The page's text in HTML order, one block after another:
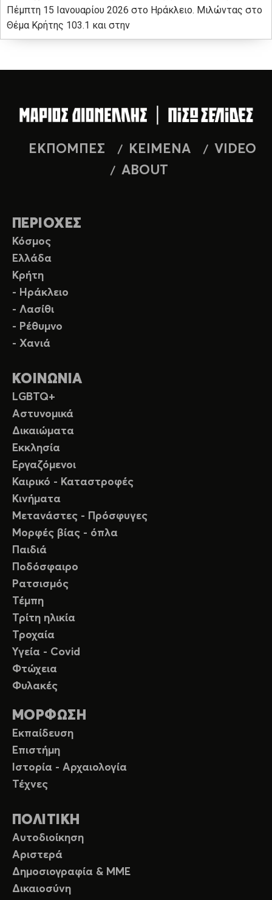
Πέμπτη 15 Ιανουαρίου 2026 στο Ηράκλειο. Μιλώντας στο
Θέμα Κρήτης 103.1 και στην
ΕΚΠΟΜΠΕΣ ΚΕΙΜΕΝΑ
VIDEO
ABOUT
ΠΕΡΙΟΧΕΣ
Κόσμος
Ελλάδα
Κρήτη
- Ηράκλειο
- Λασίθι
- Ρέθυμνο
- Χανιά
ΚΟΙΝΩΝΙΑ
LGBTQ+
Αστυνομικά
Δικαιώματα
Εκκλησία
Εργαζόμενοι
Καιρικό - Καταστροφές
Κινήματα
Μετανάστες - Πρόσφυγες
Μορφές βίας - όπλα
Παιδιά
Ποδόσφαιρο
Ρατσισμός
Τέμπη
Τρίτη ηλικία
Τροχαία
Υγεία - Covid
Φτώχεια
Φυλακές
ΜΟΡΦΩΣΗ
Εκπαίδευση
Επιστήμη
Ιστορία - Αρχαιολογία
Τέχνες
ΠΟΛΙΤΙΚΗ
Αυτοδιοίκηση
Αριστερά
Δημοσιογραφία & ΜΜΕ
Δικαιοσύνη